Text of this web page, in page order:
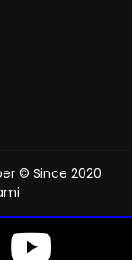
© Since 2020